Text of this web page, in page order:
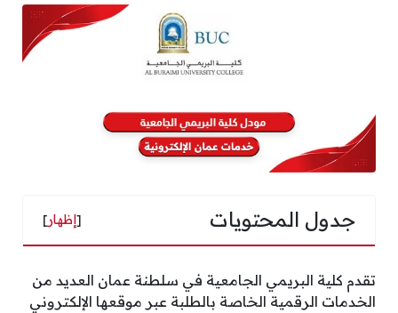
جدول المحتويات [إظهار]
تقدم كلية البريمي الجامعية في سلطنة عمان العديد من
الخدمات الرقمية الخاصة بالطلبة عبر موقعها الإلكتروني